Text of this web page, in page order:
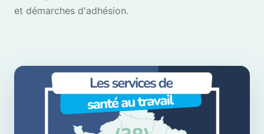
et démarches d'adhésion.